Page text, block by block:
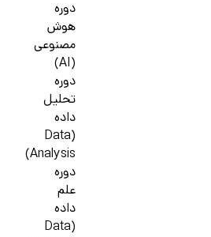
دوره
هوش
مصنوعی
(AI)
دوره
تحلیل
داده
(Data
Analysis)
دوره
علم
داده
(Data